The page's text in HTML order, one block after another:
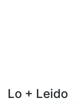
Lo + Leido